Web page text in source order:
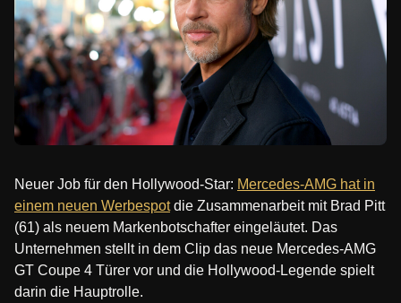
Neuer Job für den Hollywood-Star: Mercedes-AMG hat in
einem neuen Werbespotdie Zusammenarbeit mit Brad Pitt
(61) als neuem Markenbotschafter eingeläutet. Das
Unternehmen stellt in dem Clip das neue Mercedes-AMG
GT Coupe 4 Türer vor und die Hollywood-Legende spielt
darin die Hauptrolle.